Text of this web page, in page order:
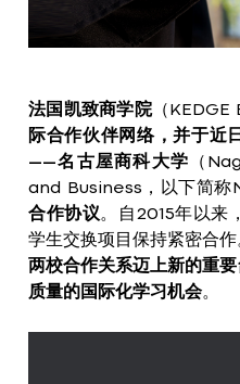
法国凯致商学院（KEDGE
际合作伙伴网络，并于近
——名古屋商科大学 （
and Business，以下简称
合作协议。自2015年以来
学生交换项目保持紧密合
两校合作关系迈上新的重
质量的国际化学习机会。